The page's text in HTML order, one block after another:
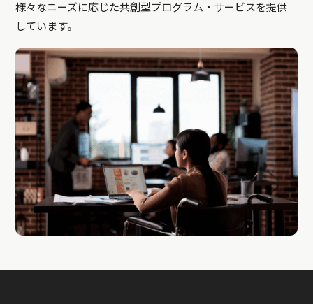
様々なニーズに応じた共創型プログラム・サービスを提供
しています。